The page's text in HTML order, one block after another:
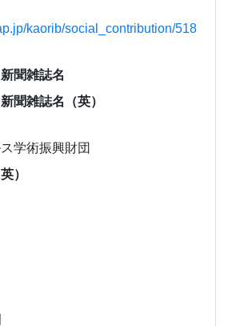
kaorib/social_contribution/518
聞雑誌名
聞雑誌名（英）
学術振興財団
）